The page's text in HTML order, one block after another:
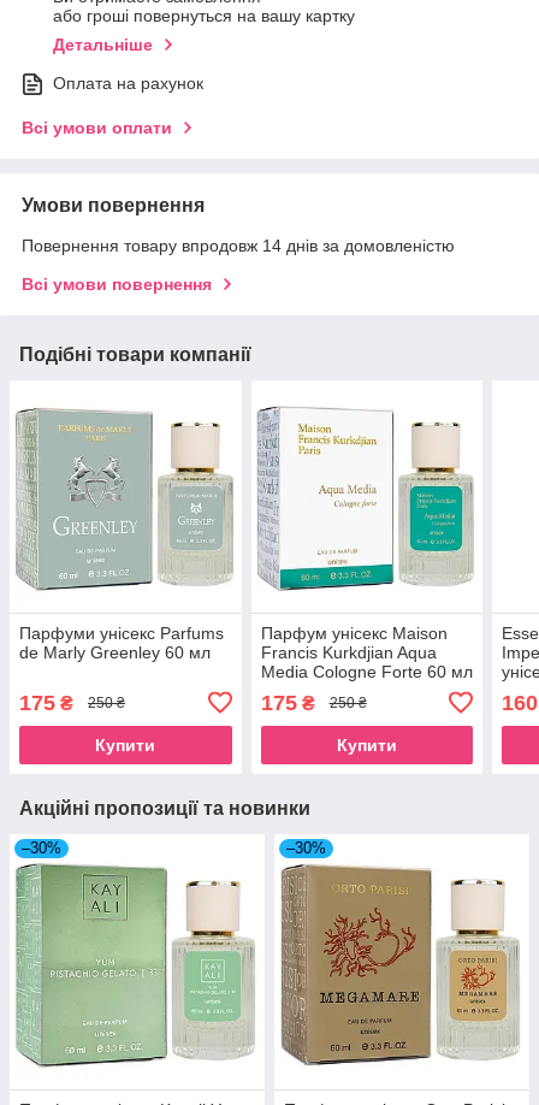
або гроші повернуться на вашу картку
Детальніше
Оплата на рахунок
Всі умови оплати
Умови повернення
Повернення товару впродовж 14 днів за домовленістю
Всі умови повернення
Подібні товари компанії
Парфуми унісекс Parfums
de Marly Greenley 60 мл
175 ₴ 250 ₴
Купити
Парфум унісекс Maison
Francis Kurkdjian Aqua
Media Cologne Forte 60 мл
175₴ 250 ₴
Купити
160
Акційні пропозиції та новинки
–30% –30%